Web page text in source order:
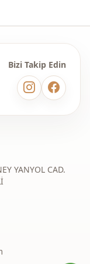
Bizi Takip Edin
YANYOL CAD.